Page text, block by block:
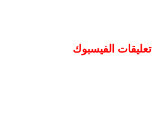
تعليقات الفيسبوك